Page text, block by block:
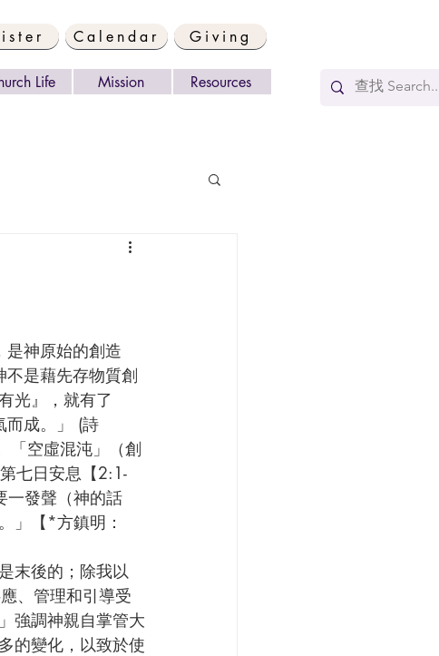
Calendar Giving
Life Mission Resources
是神原始的創造
不是藉先存物質創
光』，就有了
而成。」 (詩
「空虛混沌」（創
七日安息【2:1-
一發聲（神的話
」【*方鎮明：
、管理和引導受
強調神親自掌管大
的變化，以致於使